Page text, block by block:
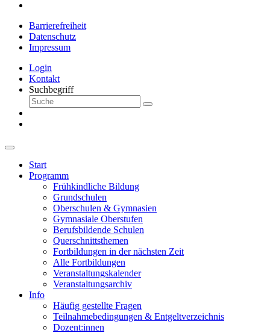
Barrierefreiheit
Datenschutz
Impressum
Login
Kontakt
Suchbegriff
Start
Programm
Frühkindliche Bildung
Grundschulen
Oberschulen & Gymnasien
Gymnasiale Oberstufen
Berufsbildende Schulen
Querschnittsthemen
Fortbildungen in der nächsten Zeit
Alle Fortbildungen
Veranstaltungskalender
Veranstaltungsarchiv
Info
Häufig gestellte Fragen
Teilnahmebedingungen & Entgeltverzeichnis
Dozent:innen